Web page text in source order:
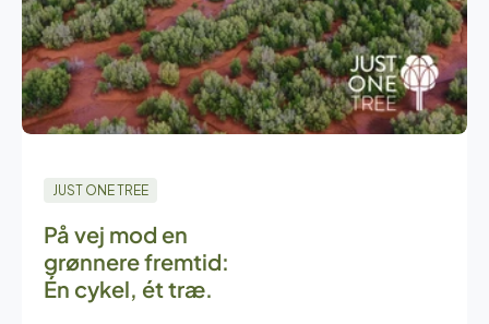
JUST ONE TREE
På vej mod en
grønnere fremtid:
Én cykel, ét træ.